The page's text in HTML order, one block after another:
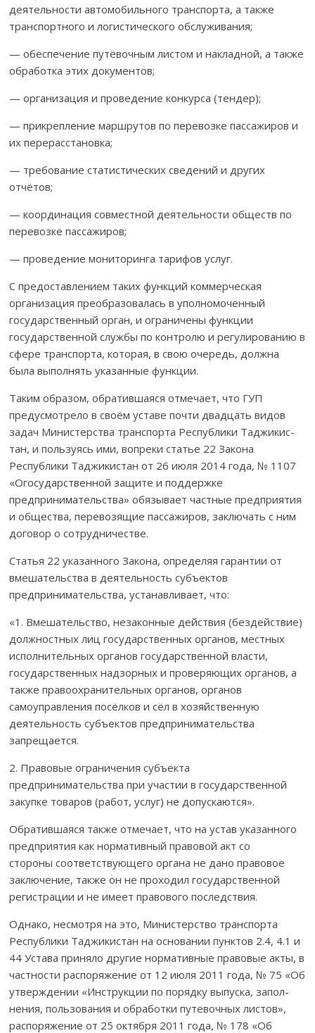
деятель­ности автомобиль­ного транспорта, а также
транспортного и логисти­ческого обслу­жи­вания;
— обеспечение путёвочным листом и накладной, а также
обработка этих документов;
— организация и проведение конкурса (тендер);
— прикрепление маршрутов по перевозке пассажиров и
их перерас­становка;
— требование статистических сведений и других
отчётов;
— координация совместной деятельности обществ по
перевозке пассажиров;
— проведение мониторинга тарифов услуг.
С предоставлением таких функций коммерческая
организация преобразовалась в уполномоченный
государственный орган, и ограни­чены функции
государственной службы по контролю и регулированию в
сфере транспорта, которая, в свою очередь, должна
была выполнять указанные функции.
Таким образом, обратившаяся отмечает, что ГУП
предусмотрело в своём уставе почти двадцать видов
задач Министерства транспорта Респуб­лики Таджи­кис­
тан, и пользуясь ими, вопреки статье 22 Закона
Республики Таджикистан от 26 июля 2014 года, № 1107
«Огосударствен­ной защите и поддержке
предпринимательства» обязывает частные пред­приятия
и общества, перевозящие пассажиров, заключать с ним
договор о сотрудничестве.
Статья 22 указанного Закона, определяя гарантии от
вмешатель­ства в деятельность субъектов
предпринимательства, устанавливает, что:
«1. Вмешательство, незаконные действия (бездействие)
должност­ных лиц государственных органов, местных
исполнительных органов государственной власти,
государственных надзорных и проверяющих органов, а
также правоохранительных органов, органов
самоуправления посёлков и сёл в хозяйственную
деятельность субъектов предпринима­тельства
запрещается.
2. Правовые ограничения субъекта
предпринимательства при учас­тии в государственной
закупке товаров (работ, услуг) не допускаются».
Обратившаяся также отмечает, что на устав указанного
предприя­тия как нормативный правовой акт со
стороны соответствую­щего орга­на не дано правовое
заключение, также он не проходил государственной
регистрации и не имеет правового последствия.
Однако, несмотря на это, Министерство транспорта
Респуб­лики Таджи­кис­тан на основании пунктов 2.4, 4.1 и
44 Устава приняло другие нормативные правовые акты, в
частности распоряжение от 12 июля 2011 года, № 75 «Об
утверждении «Инструкции по порядку выпуска, запол­
нения, пользования и обработки путевочных листов»,
распоря­жение от 25 октября 2011 года, № 178 «Об